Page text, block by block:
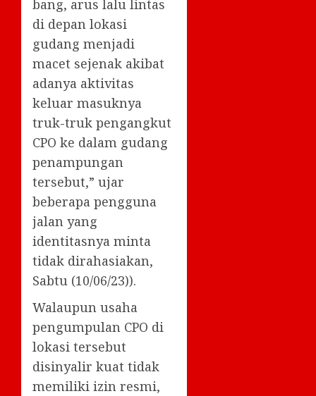
bang, arus lalu lintas
di depan lokasi
gudang menjadi
macet sejenak akibat
adanya aktivitas
keluar masuknya
truk-truk pengangkut
CPO ke dalam gudang
penampungan
tersebut,” ujar
beberapa pengguna
jalan yang
identitasnya minta
tidak dirahasiakan,
Sabtu (10/06/23)).
Walaupun usaha
pengumpulan CPO di
lokasi tersebut
disinyalir kuat tidak
memiliki izin resmi,